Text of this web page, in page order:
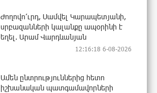
Ժողովո՛ւրդ, Սամվել Կարապետյանի,
սրբազանների կալանքը ապօրինի է
եղել. Արամ Վարդևանյան
12:16:18 6-08-2026
Ամեն ընտրություններից հետո
իշխանական պատգամավորների